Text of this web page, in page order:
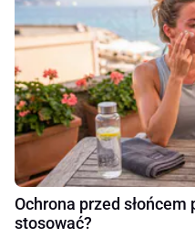
Ochrona przed
stosować?